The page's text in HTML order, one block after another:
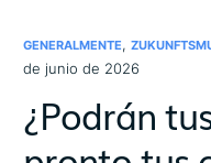
GENERALMENTE,
de junio de 2026
¿Podrán